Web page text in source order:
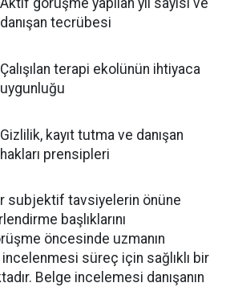
Aktif görüşme yapılan yıl sayısı ve
danışan tecrübesi
Çalışılan terapi ekolünün ihtiyaca
uygunluğu
Gizlilik, kayıt tutma ve danışan
hakları prensipleri
subjektif tavsiyelerin önüne
başlıklarını
öncesinde uzmanın
süreç için sağlıklı bir
Belge incelemesi danışanın